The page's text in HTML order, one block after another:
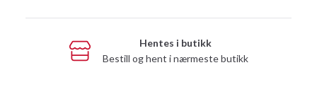
Hentes i butikk
Bestill og hent i nærmeste butikk